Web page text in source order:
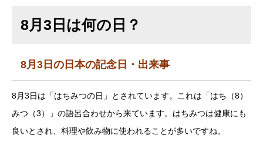
8月3日は何の日？
8月3日の日本の記念日・出来事
8月3日は「はちみつの日」とされています。これは「はち（8）
みつ（3）」の語呂合わせから来ています。はちみつは健康にも
良いとされ、料理や飲み物に使われることが多いですね。